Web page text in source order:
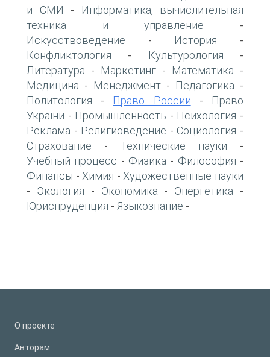
и СМИ -
Информатика, вычислительная
техника и управление -
Искусствоведение - История -
Конфликтология - Культурология -
Литература - Маркетинг - Математика -
Медицина - Менеджмент - Педагогика -
Политология - Право России -
Право
України - Промышленность - Психология -
Реклама - Религиоведение - Социология -
Страхование - Технические науки -
Учебный процесс - Физика - Философия -
Финансы - Химия - Художественные науки
- Экология - Экономика - Энергетика -
Юриспруденция - Языкознание -
О проекте
Авторам